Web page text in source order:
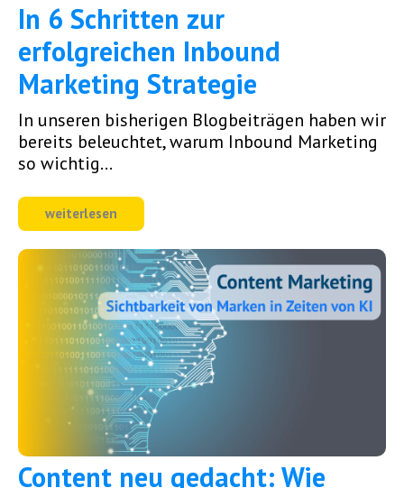
In 6 Schritten zur
erfolgreichen Inbound
Marketing Strategie
In unseren bisherigen Blogbeiträgen haben wir
bereits beleuchtet, warum Inbound Marketing
so wichtig...
weiterlesen
Content neu gedacht: Wie